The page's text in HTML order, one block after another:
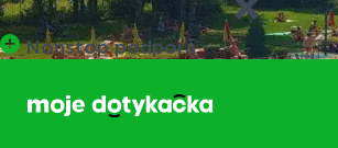
Nonstop podpora